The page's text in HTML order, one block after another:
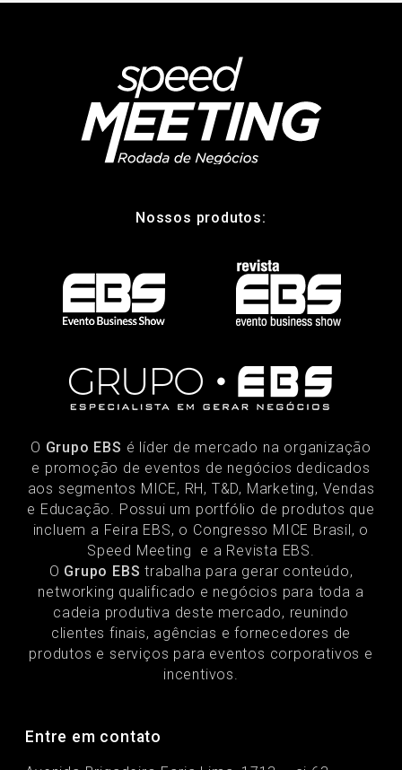
Nossos produtos:
O Grupo EBS é líder de mercado na organização
e promoção de eventos de negócios dedicados
aos segmentos MICE, RH, T&D, Marketing, Vendas
e Educação. Possui um portfólio de produtos que
incluem a Feira EBS, o Congresso MICE Brasil, o
Speed Meeting e a Revista EBS.
O Grupo EBS trabalha para gerar conteúdo,
networking qualificado e negócios para toda a
cadeia produtiva deste mercado, reunindo
clientes finais, agências e fornecedores de
produtos e serviços para eventos corporativos e
incentivos.
Entre em contato